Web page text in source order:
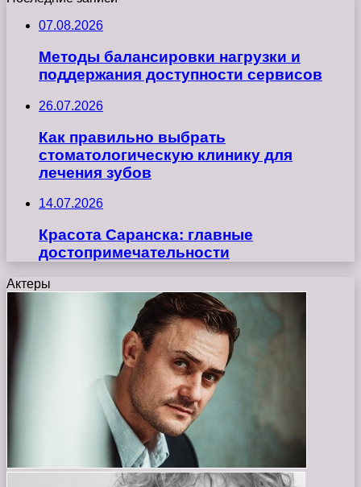
07.08.2026
Методы балансировки нагрузки и
поддержания доступности сервисов
26.07.2026
Как правильно выбрать
стоматологическую клинику для
лечения зубов
14.07.2026
Красота Саранска: главные
достопримечательности
Актеры